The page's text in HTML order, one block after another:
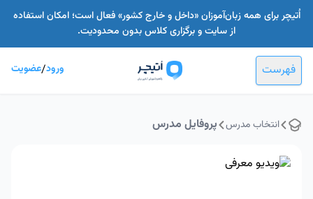
اُتیچر برای همه زبان‌آموزان «داخل و خارج کشور» فعال است؛ امکان استفاده
از سایت و برگزاری کلاس بدون محدودیت.
فهرست ورود/عضویت
انتخاب مدرس پروفایل مدرس